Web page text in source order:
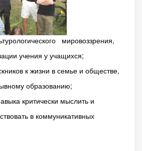
мировоззрения,
учения у учащихся;
к жизни в семье и обществе,
образованию;
критически мыслить и
в коммуникативных